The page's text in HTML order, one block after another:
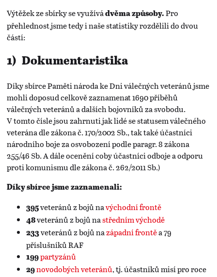
Výtěžek ze sbírky se využívádvěma způsoby. Pro
přehlednost jsme tedy i naše statistiky rozdělili do dvou
částí:
1) Dokumentaristika
Díky sbírce Paměti národa ke Dni válečných veteránů jsme
mohli doposud celkově zaznamenat 1690 příběhů
válečných veteránů a dalších bojovníků za svobodu.
V tomto čísle jsou zahrnuti jak lidé se statusem válečného
veterána dle zákona č. 170/2002 Sb., tak také účastníci
národního boje za osvobození podle paragr. 8 zákona
255/46 Sb. A dále ocenění coby účastníci odboje a odporu
proti komunismu dle zákona č. 262/2011 Sb.)
Díky sbírce jsme zaznamenali:
395veteránů z bojů navýchodní frontě
48veteránů z bojů nastředním východě
233veteránů z bojů nazápadní frontěa 79
příslušníků RAF
199partyzánů
29novodobých veteránů, tj. účastníků misí pro roce